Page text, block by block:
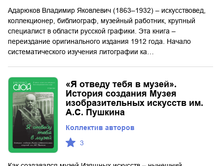
Адарюков Владимир Яковлевич (1863–1932) – искусствовед,
коллекционер, библиограф, музейный работник, крупный
специалист в области русской графики. Эта книга –
переиздание оригинального издания 1912 года. Начало
систематического изучения литографии ка…
«Я отведу тебя в музей».
История создания Музея
изобразительных искусств им.
А.С. Пушкина
Коллектив авторов
3